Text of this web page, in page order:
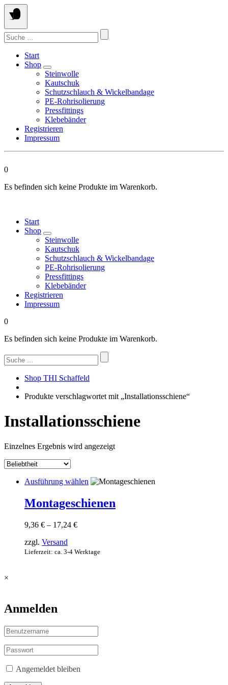
Springen
Sie
zum
Inhalt
Suchen
nach:
Start
Shop
Steinwolle
Kautschuk
Schutzschlauch & Wickelbandage
PE-Rohrisolierung
Pressfittings
Klebebänder
Registrieren
Impressum
0
Es befinden sich keine Produkte im Warenkorb.
Start
Shop
Steinwolle
Kautschuk
Schutzschlauch & Wickelbandage
PE-Rohrisolierung
Pressfittings
Klebebänder
Registrieren
Impressum
0
Es befinden sich keine Produkte im Warenkorb.
Suchen
nach:
Shop THI Schaffeld
Produkte verschlagwortet mit „Installationsschiene“
Installationsschiene
Einzelnes Ergebnis wird angezeigt
Ausführung wählen Dieses
weist
mehrere
können
Montageschienen
9,36 € – 17,24 €Preisspanne:
17,24 €
zzgl. Versand
Lieferzeit: ca. 3-4 Werktage
×
Anmelden
Angemeldet bleiben